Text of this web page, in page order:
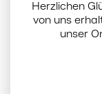
Herzlichen
von uns
unser